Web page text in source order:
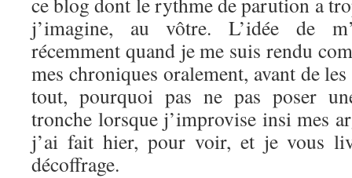
j’imagine, au vôtre. L’idée de
récemment quand je me suis rendu
mes chroniques oralement, avant de
tout, pourquoi pas ne pas poser
tronche lorsque j’improvise insi mes
j’ai fait hier, pour voir, et je vous
décoffrage.